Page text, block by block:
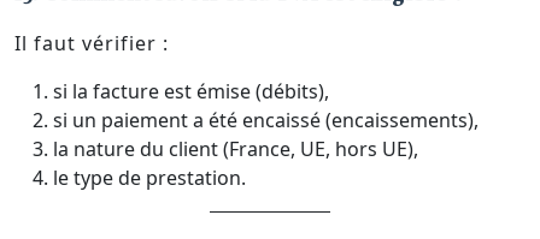
Il faut vérifier :
si la facture est émise (débits),
si un paiement a été encaissé (encaissements),
la nature du client (France, UE, hors UE),
le type de prestation.